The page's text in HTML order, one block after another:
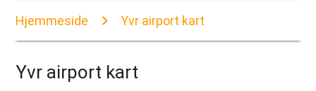
Hjemmeside Yvr airport kart
Yvr airport kart